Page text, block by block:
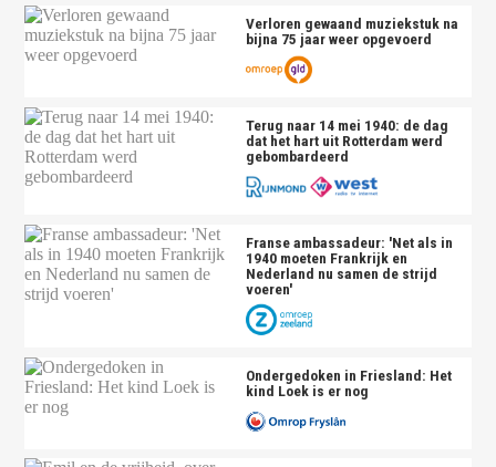
Verloren gewaand muziekstuk na
bijna 75 jaar weer opgevoerd
Terug naar 14 mei 1940: de dag
dat het hart uit Rotterdam werd
gebombardeerd
Franse ambassadeur: 'Net als in
1940 moeten Frankrijk en
Nederland nu samen de strijd
voeren'
Ondergedoken in Friesland: Het
kind Loek is er nog